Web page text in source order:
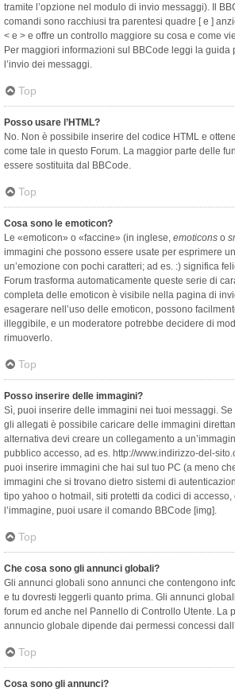
tramite l’opzione nel modulo di invio messaggi). Il
comandi sono racchiusi tra parentesi quadre [ e ]
< e > e offre un controllo maggiore su cosa e come
Per maggiori informazioni sul BBCode leggi la
l’invio dei messaggi.
Top
Posso usare l’HTML?
No. Non è possibile inserire del codice HTML e
come tale in questo Forum. La maggior parte delle
essere sostituita dal BBCode.
Top
Cosa sono le emoticon?
Le «emoticon» o «faccine» (in inglese, emoticons o
immagini che possono essere usate per esprimere
un’emozione con pochi caratteri; ad es. :) significa
Forum trasforma automaticamente queste serie di
completa delle emoticon è visibile nella pagina di
esagerare nell’uso delle emoticon, possono
illeggibile, e un moderatore potrebbe decidere di
rimuoverlo.
Top
Posso inserire delle immagini?
Sì, puoi inserire delle immagini nei tuoi messaggi. Se
gli allegati è possibile caricare delle immagini
alternativa devi creare un collegamento a
pubblico accesso, ad es. http://www.indirizzo-del-
puoi inserire immagini che hai sul tuo PC (a meno
immagini che si trovano dietro sistemi di
tipo yahoo o hotmail, siti protetti da codici di accesso,
l’immagine, puoi usare il comando BBCode [img].
Top
Che cosa sono gli annunci globali?
Gli annunci globali sono annunci che contengono
e tu dovresti leggerli quanto prima. Gli annunci
forum ed anche nel Pannello di Controllo Utente. La
annuncio globale dipende dai permessi concessi
Top
Cosa sono gli annunci?